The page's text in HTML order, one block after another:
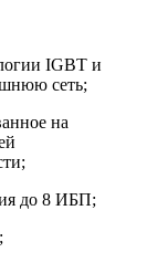
IGBT и
сеть;
на
до 8 ИБП;